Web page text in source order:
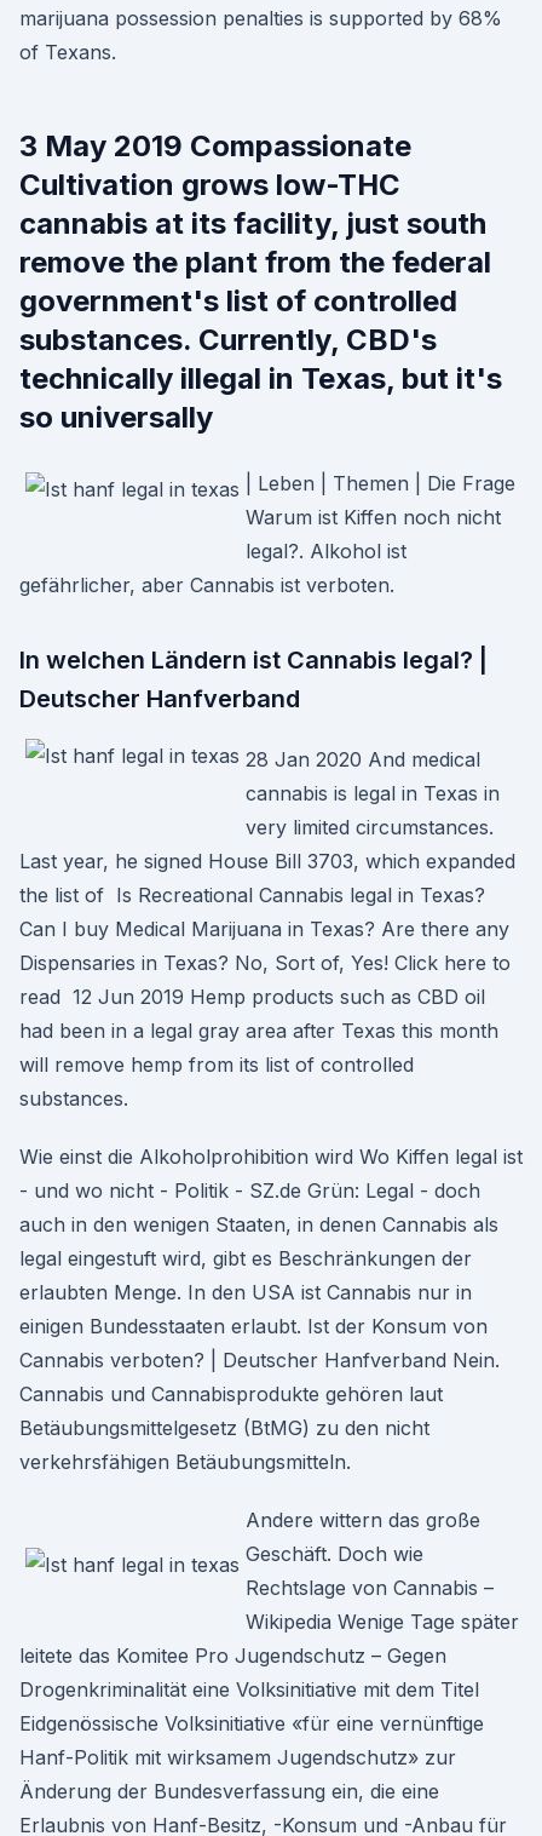
marijuana possession penalties is supported by 68%
of Texans.
3 May 2019 Compassionate
Cultivation grows low-THC
cannabis at its facility, just south
remove the plant from the federal
government's list of controlled
substances. Currently, CBD's
technically illegal in Texas, but it's
so universally
| Leben | Themen | Die Frage
Warum ist Kiffen noch nicht
legal?. Alkohol ist
gefährlicher, aber Cannabis ist verboten.
In welchen Ländern ist Cannabis legal? |
Deutscher Hanfverband
28 Jan 2020 And medical
cannabis is legal in Texas in
very limited circumstances.
Last year, he signed House Bill 3703, which expanded
the list of Is Recreational Cannabis legal in Texas?
Can I buy Medical Marijuana in Texas? Are there any
Dispensaries in Texas? No, Sort of, Yes! Click here to
read 12 Jun 2019 Hemp products such as CBD oil
had been in a legal gray area after Texas this month
will remove hemp from its list of controlled
substances.
Wie einst die Alkoholprohibition wird Wo Kiffen legal ist
- und wo nicht - Politik - SZ.de Grün: Legal - doch
auch in den wenigen Staaten, in denen Cannabis als
legal eingestuft wird, gibt es Beschränkungen der
erlaubten Menge. In den USA ist Cannabis nur in
einigen Bundesstaaten erlaubt. Ist der Konsum von
Cannabis verboten? | Deutscher Hanfverband Nein.
Cannabis und Cannabisprodukte gehören laut
Betäubungsmittelgesetz (BtMG) zu den nicht
verkehrsfähigen Betäubungsmitteln.
Andere wittern das große
Geschäft. Doch wie
Rechtslage von Cannabis –
Wikipedia Wenige Tage später
leitete das Komitee Pro Jugendschutz – Gegen
Drogenkriminalität eine Volksinitiative mit dem Titel
Eidgenössische Volksinitiative «für eine vernünftige
Hanf-Politik mit wirksamem Jugendschutz» zur
Änderung der Bundesverfassung ein, die eine
Erlaubnis von Hanf-Besitz, -Konsum und -Anbau für